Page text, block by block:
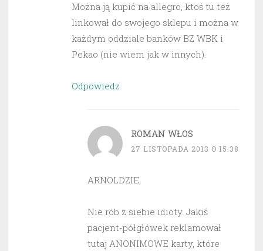
Można ją kupić na allegro, ktoś tu też
linkował do swojego sklepu i można w
każdym oddziale banków BZ WBK i
Pekao (nie wiem jak w innych).
Odpowiedz
ROMAN WŁOS
27 LISTOPADA 2013 O 15:38
ARNOLDZIE,
Nie rób z siebie idioty. Jakiś
pacjent-półgłówek reklamował
tutaj ANONIMOWE karty, które